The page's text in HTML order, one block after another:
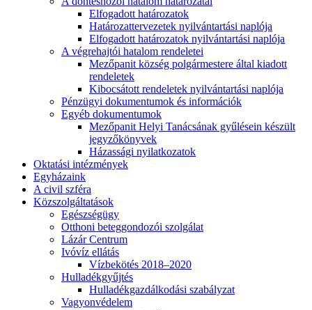
Elfogadott határozatok
Határozattervezetek nyilvántartási naplója
Elfogadott határozatok nyilvántartási naplója
A végrehajtói hatalom rendeletei
Mezőpanit község polgármestere által kiadott
rendeletek
Kibocsátott rendeletek nyilvántartási naplója
Pénzügyi dokumentumok és információk
Egyéb dokumentumok
Mezőpanit Helyi Tanácsának gyűlésein készült
jegyzőkönyvek
Házassági nyilatkozatok
Oktatási intézmények
Egyházaink
A civil szféra
Közszolgáltatások
Egészségügy
Otthoni beteggondozói szolgálat
Lázár Centrum
Ivóvíz ellátás
Vízbekötés 2018–2020
Hulladékgyűjtés
Hulladékgazdálkodási szabályzat
Vagyonvédelem